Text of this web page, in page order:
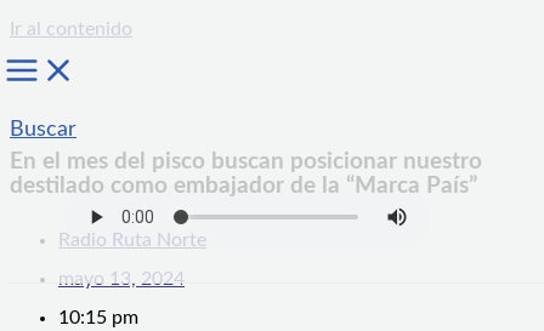
Ir al contenido
Buscar
En el mes del pisco buscan posicionar nuestro
destilado como embajador de la “Marca País”
Radio Ruta Norte
mayo 13, 2024
10:15 pm